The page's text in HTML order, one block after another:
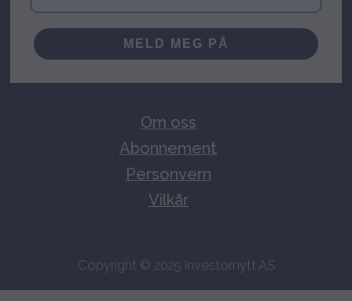
MELD MEG PÅ
Om oss
Abonnement
Personvern
Vilkår
Copyright © 2025 Investornytt AS